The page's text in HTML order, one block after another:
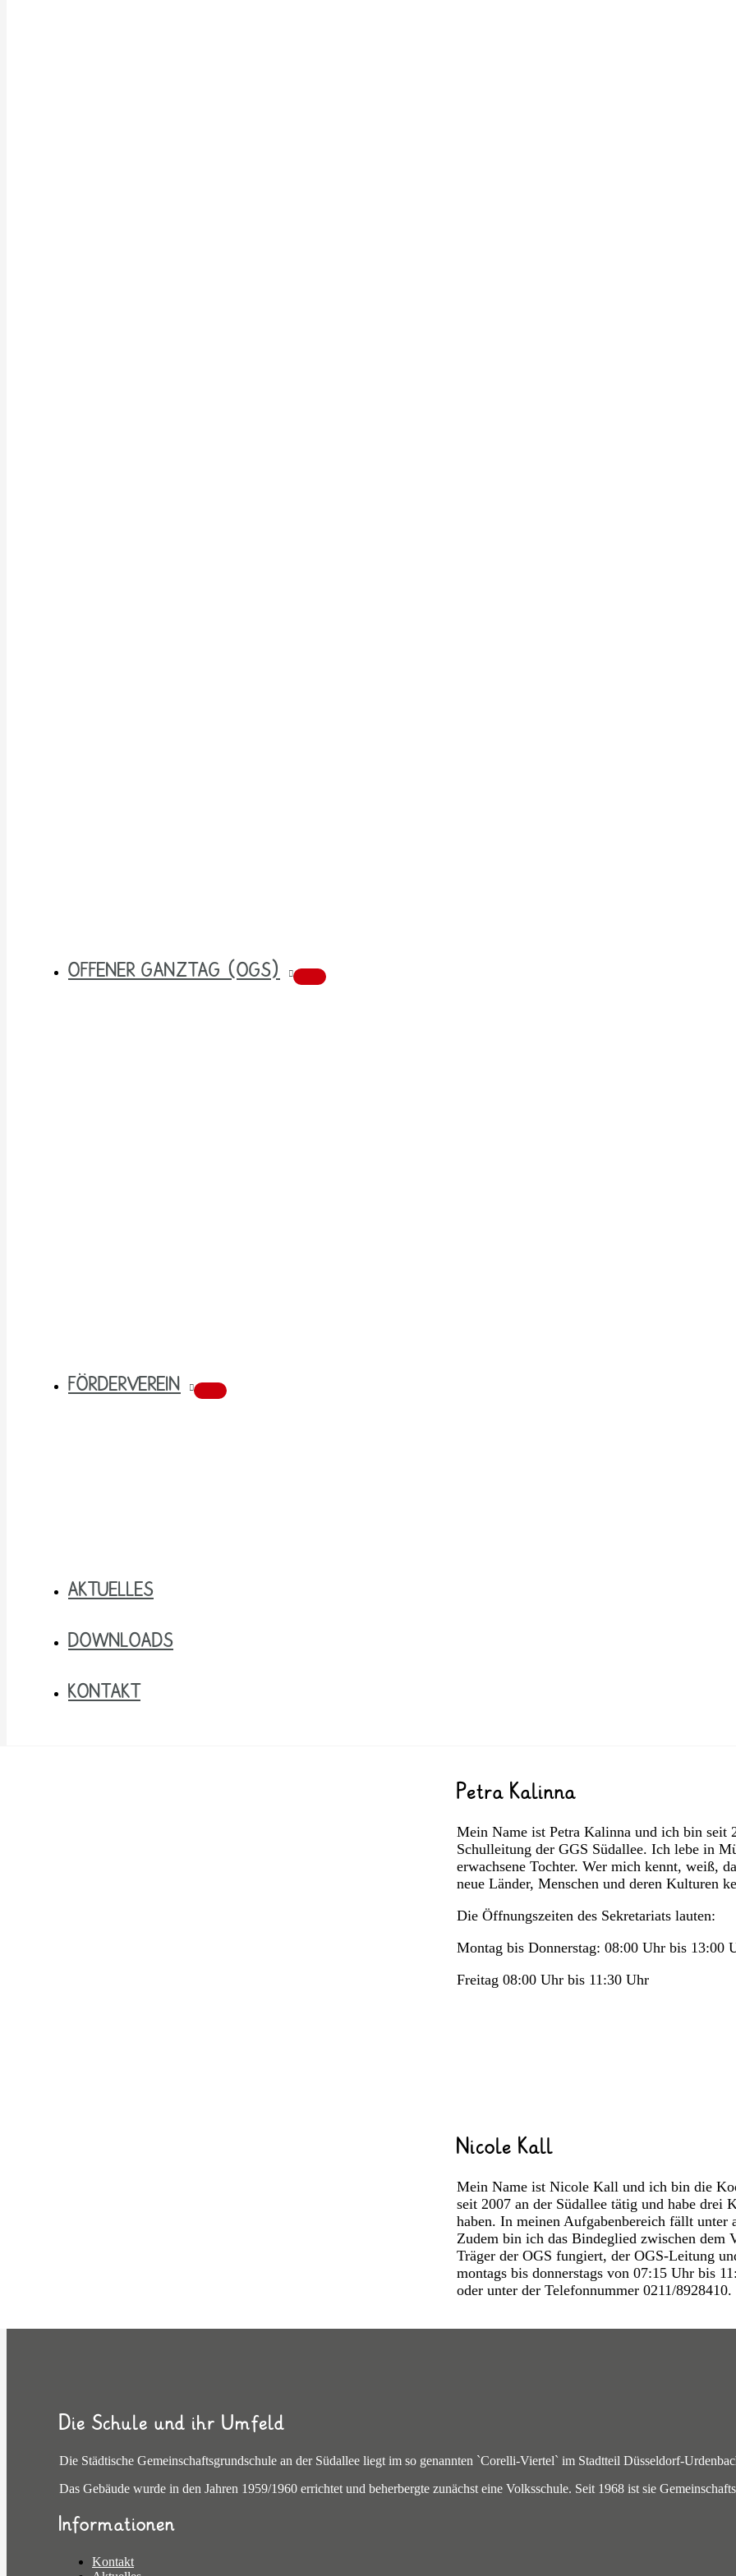
OFFENER GANZTAG (OGS)
FÖRDERVEREIN
AKTUELLES
DOWNLOADS
KONTAKT
Petra Kalinna
Mein Name ist Petra Kalinna und ich bin seit
Schulleitung der GGS Südallee. Ich lebe in
erwachsene Tochter. Wer mich kennt, weiß,
neue Länder, Menschen und deren Kulturen
Die Öffnungszeiten des Sekretariats lauten:
Montag bis Donnerstag: 08:00 Uhr bis 13:00
Freitag 08:00 Uhr bis 11:30 Uhr
Nicole Kall
Mein Name ist Nicole Kall und ich bin die
seit 2007 an der Südallee tätig und habe drei
haben. In meinen Aufgabenbereich fällt unter
Zudem bin ich das Bindeglied zwischen dem
Träger der OGS fungiert, der OGS-Leitung
montags bis donnerstags von 07:15 Uhr bis
oder unter der Telefonnummer 0211/8928410.
Die Schule und ihr Umfeld
Die Städtische Gemeinschaftsgrundschule an der Südallee liegt im so genannten `Corelli-Viertel` im Stadtteil Düsseldorf-
Das Gebäude wurde in den Jahren 1959/1960 errichtet und beherbergte zunächst eine Volksschule. Seit 1968 ist sie
Informationen
Kontakt